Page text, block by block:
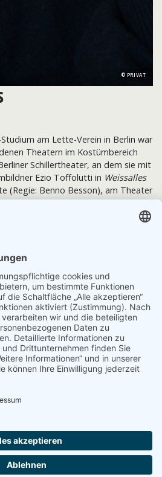
am Lette-Verein in Berlin war
Theatern im Kostümbereich
Schillertheater, an dem sie mit
Ezio Toffolutti in Weissalles
(Regie: Benno Besson), am Theater
Weihnacht, Regie: Jürgen
Kurfürstendamm und am
(
einige Jahre als freischaffende
sowie im Luxus-Strickbereich
PRIVAT